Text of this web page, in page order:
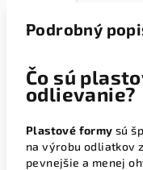
Podrobný
Čo sú
odlievanie?
Plastové formy sú
na výrobu odliatkov
pevnejšie a menej